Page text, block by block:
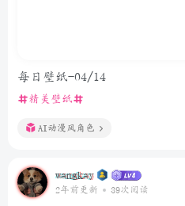
每日壁纸-04/14
精美壁纸
AI动漫风角色
wangkay
2年前更新 39次阅读